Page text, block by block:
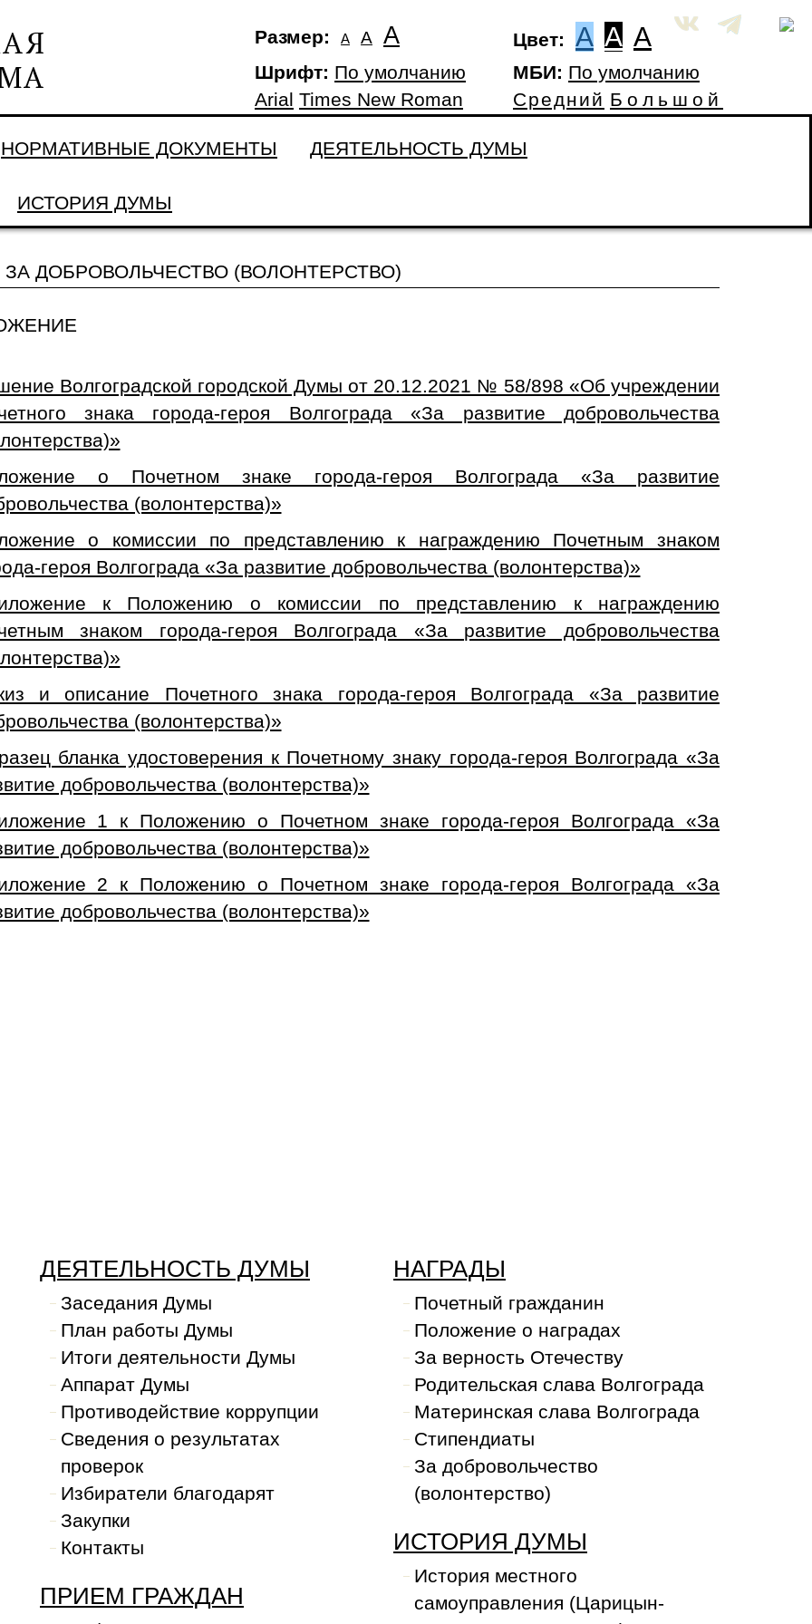
Размер: А А А Цвет: A A A
Шрифт: По умолчанию
Arial Times New Roman
МБИ: По умолчанию
Средний Большой
НОРМАТИВНЫЕ ДОКУМЕНТЫ ДЕЯТЕЛЬНОСТЬ ДУМЫ
ИСТОРИЯ ДУМЫ
ЗА ДОБРОВОЛЬЧЕСТВО (ВОЛОНТЕРСТВО)
Волгоградской городской Думы от 20.12.2021 № 58/898 «Об учреждении
знака города-героя Волгограда «За развитие добровольчества
о Почетном знаке города-героя Волгограда «За развитие
(волонтерства)»
о комиссии по представлению к награждению Почетным знаком
героя Волгограда «За развитие добровольчества (волонтерства)»
к Положению о комиссии по представлению к награждению
знаком города-героя Волгограда «За развитие добровольчества
и описание Почетного знака города-героя Волгограда «За развитие
(волонтерства)»
бланка удостоверения к Почетному знаку города-героя Волгограда «За
добровольчества (волонтерства)»
1 к Положению о Почетном знаке города-героя Волгограда «За
добровольчества (волонтерства)»
2 к Положению о Почетном знаке города-героя Волгограда «За
добровольчества (волонтерства)»
ДЕЯТЕЛЬНОСТЬ ДУМЫ
Заседания Думы
План работы Думы
Итоги деятельности Думы
Аппарат Думы
Противодействие коррупции
Сведения о результатах
проверок
Избиратели благодарят
Закупки
Контакты
ПРИЕМ ГРАЖДАН
НАГРАДЫ
Почетный гражданин
Положение о наградах
За верность Отечеству
Родительская слава Волгограда
Материнская слава Волгограда
Стипендиаты
За добровольчество
(волонтерство)
ИСТОРИЯ ДУМЫ
История местного
самоуправления (Царицын-